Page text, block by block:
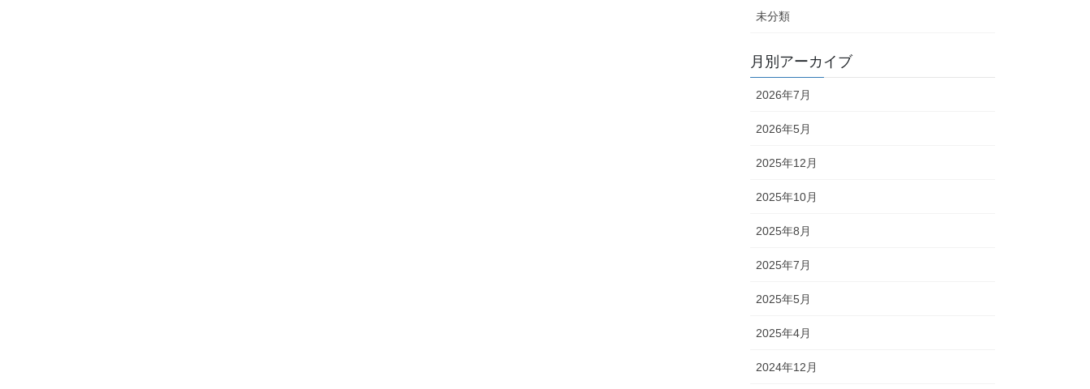
未分類
月別アーカイブ
2026年7月
2026年5月
2025年12月
2025年10月
2025年8月
2025年7月
2025年5月
2025年4月
2024年12月